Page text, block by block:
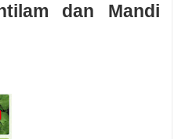
dan Mandi